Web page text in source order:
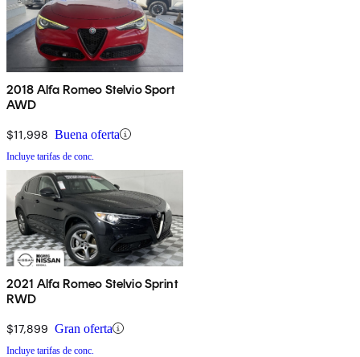
2018 Alfa Romeo Stelvio Sport
AWD
$11,998 Buena oferta
Incluye tarifas de conc.
2021 Alfa Romeo Stelvio Sprint
RWD
$17,899 Gran oferta
Incluye tarifas de conc.